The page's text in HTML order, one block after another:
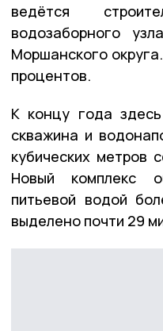
ведётся
водозаборного
Моршанского
процентов.
К концу года
скважина и
кубических метров
Новый комплекс
питьевой водой
выделено почти 29